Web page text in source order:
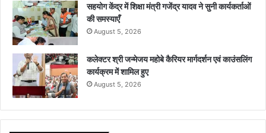
सहयोग केंद्र में शिक्षा मंत्री गजेंद्र यादव ने सुनी कार्यकर्ताओं
की समस्याएँ
August 5, 2026
कलेक्टर श्री जन्मेजय महोबे कैरियर मार्गदर्शन एवं काउंसलिंग
कार्यक्रम में शामिल हुए
August 5, 2026